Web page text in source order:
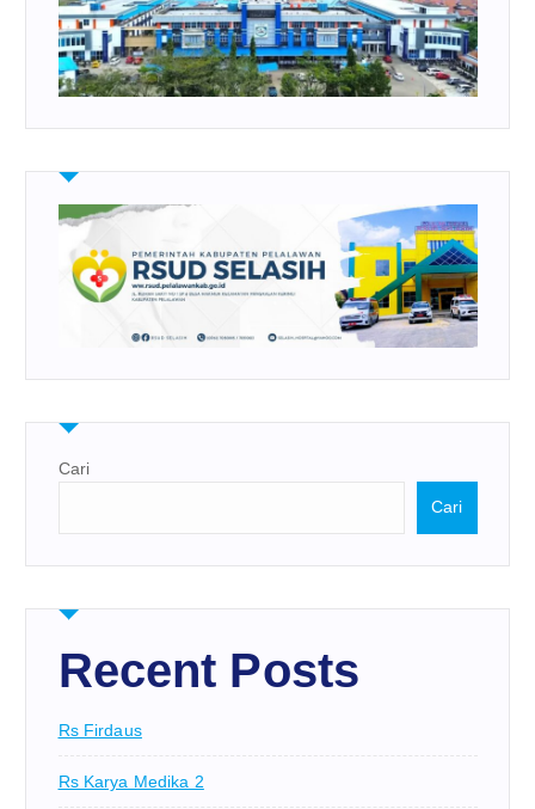
Cari
Cari
Recent Posts
Rs Firdaus
Rs Karya Medika 2